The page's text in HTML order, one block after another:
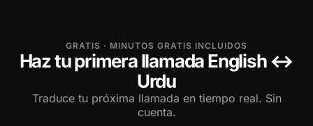
GRATIS · MINUTOS GRATIS INCLUIDOS
Haz tu primera llamada English ↔
Urdu
Traduce tu próxima llamada en tiempo real. Sin
cuenta.